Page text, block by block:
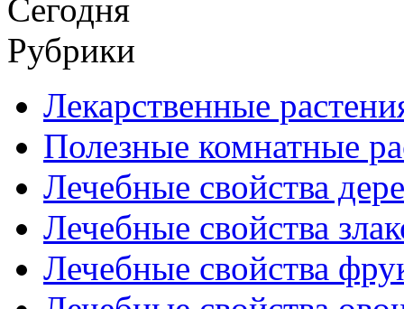
Сегодня
Рубрики
Лекарственные
Полезные комнатные
Лечебные свойства
Лечебные свойства
Лечебные свойства